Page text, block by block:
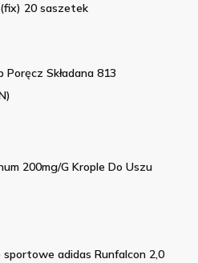
20 saszetek
Poręcz Składana 813
200mg/G Krople Do Uszu
adidas Runfalcon 2,0